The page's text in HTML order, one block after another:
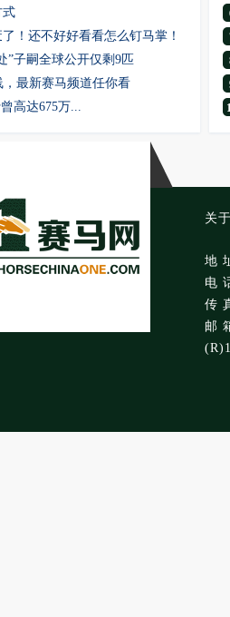
式
！还不好好看看怎么钉马掌！
”子嗣全球公开仅剩9匹
最新赛马频道任你看
高达675万...
关
地
电
传
邮